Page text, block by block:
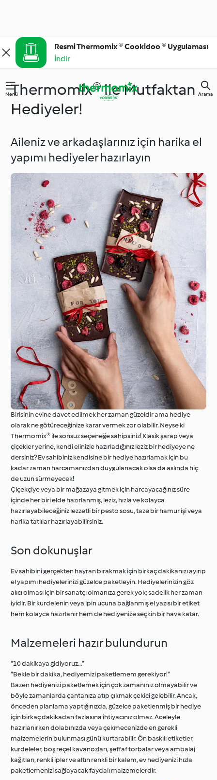
Resmi Thermomix ® Cookidoo ® Uygulaması
İndir
Menü Arama
Thermomix® ile Mutfaktan
Hediyeler!
Aileniz ve arkadaşlarınız için harika el
yapımı hediyeler hazırlayın
Birisinin evine davet edilmek her zaman güzeldir ama hediye
olarak ne götüreceğinize karar vermek zor olabilir. Neyse ki
Thermomix® ile sonsuz seçeneğe sahipsiniz! Klasik şarap veya
çiçekler yerine, kendi elinizle hazırladığınız leziz bir hediyeye ne
dersiniz? Ev sahibiniz kendisine bir hediye hazırlamak için bu
kadar zaman harcamanızdan duygulanacak olsa da aslında hiç
de uzun sürmeyecek!
Çiçekçiye veya bir mağazaya gitmek için harcayacağınız süre
içinde her biri elde hazırlanmış, leziz, hızla ve kolayca
hazırlayabileceğiniz lezzetli bir pesto sosu, taze bir hamur işi veya
harika tatlılar hazırlayabilirsiniz.
Son dokunuşlar
Ev sahibini gerçekten hayran bırakmak için birkaç dakikanızı ayırıp
el yapımı hediyelerinizi güzelce paketleyin. Hediyelerinizin göz
alıcı olması için bir sanatçı olmanıza gerek yok; sadelik her zaman
iyidir. Bir kurdelenin veya ipin ucuna bağlanmış el yazısı bir etiket
hem kolayca hazırlanır hem de hediyenize seçkin bir hava katar.
Malzemeleri hazır bulundurun
“10 dakikaya gidiyoruz…”
“Bekle bir dakika, hediyemizi paketlemem gerekiyor!”
Bazen hediyenizi paketlemek için çok zamanınız olmayabilir ve
böyle zamanlarda çantanıza atıp çıkmak çekici gelebilir. Ancak,
önceden planlama yaptığınızda, güzelce paketlenmiş bir hediye
için birkaç dakikadan fazlasına ihtiyacınız olmaz. Aceleyle
hazırlanırken dolabınızda veya çekmecenizde en gerekli
malzemelerin bulunması günü kurtarabilir. Ön baskılı etiketler,
kurdeleler, boş reçel kavanozları, şeffaf torbalar veya ambalaj
kağıtları, renkli ipler ve altın renkli bir kalem, ev hediyenizi hızla
paketlemenizi sağlayacak faydalı malzemelerdir.